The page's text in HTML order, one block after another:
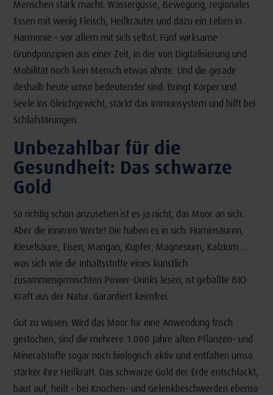
Menschen stark macht: Wassergüsse, Bewegung, regionales
Essen mit wenig Fleisch, Heilkräuter und dazu ein Leben in
Harmonie – vor allem mit sich selbst. Fünf wirksame
Grundprinzipien aus einer Zeit, in der von Digitalisierung und
Mobilität noch kein Mensch etwas ahnte. Und die gerade
deshalb heute umso bedeutender sind. Bringt Körper und
Seele ins Gleichgewicht, stärkt das Immunsystem und hilft bei
Schlafstörungen.
Unbezahlbar für die
Gesundheit: Das schwarze
Gold
So richtig schön anzusehen ist es ja nicht, das Moor an sich.
Aber die inneren Werte! Die haben es in sich: Huminsäuren,
Kieselsäure, Eisen, Mangan, Kupfer, Magnesium, Kalzium…
was sich wie die Inhaltsstoffe eines künstlich
zusammengemischten Power-Drinks lesen, ist geballte BIO-
Kraft aus der Natur. Garantiert keimfrei.
Gut zu wissen: Wird das Moor für eine Anwendung frisch
gestochen, sind die mehrere 1.000 Jahre alten Pflanzen- und
Mineralstoffe sogar noch biologisch aktiv und entfalten umso
stärker ihre Heilkraft. Das schwarze Gold der Erde entschlackt,
baut auf, heilt - bei Knochen- und Gelenkbeschwerden ebenso